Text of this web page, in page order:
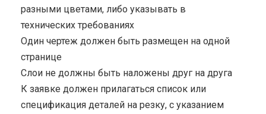
разными цветами, либо указывать в
технических требованиях
Один чертеж должен быть размещен на одной
странице
Cлои не должны быть наложены друг на друга
К заявке должен прилагаться список или
спецификация деталей на резку, с указанием